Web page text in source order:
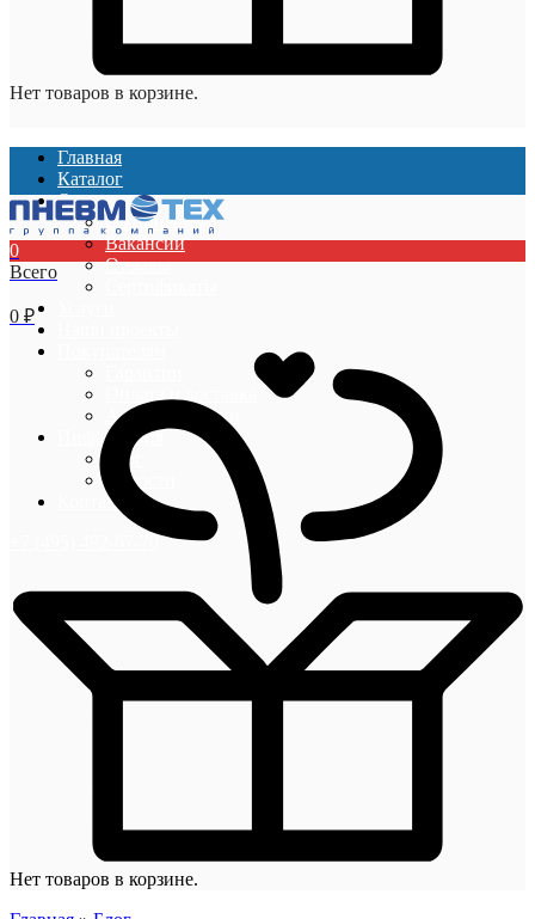
Нет товаров в корзине.
Главная
Каталог
О компании
О компании
Вакансии
Отзывы
Акции и скидки
Информация
Блог
Новости
Контакты
0
Всего
0 ₽
Нет товаров в корзине.